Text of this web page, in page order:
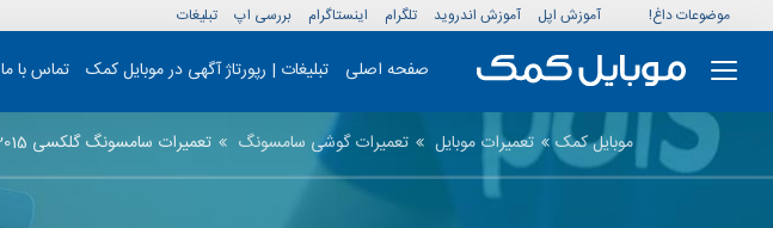
موضوعات داغ! آموزش اپل آموزش اندروید تلگرام اینستاگرام بررسی اپ تبلیغات
صفحه اصلی تبلیغات | رپورتاژ آگهی در موبایل کمک تماس با ما
موبایل کمک تعمیرات موبایل تعمیرات گوشی سامسونگ تعمیرات سامسونگ گلکسی A5 2015